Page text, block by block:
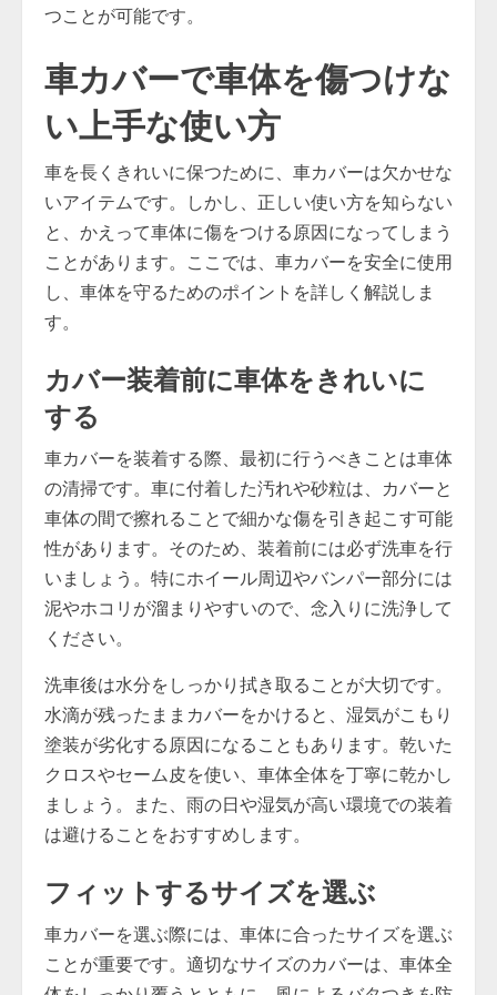
つことが可能です。
車カバーで車体を傷つけな
い上手な使い方
車を長くきれいに保つために、車カバーは欠かせな
いアイテムです。しかし、正しい使い方を知らない
と、かえって車体に傷をつける原因になってしまう
ことがあります。ここでは、車カバーを安全に使用
し、車体を守るためのポイントを詳しく解説しま
す。
カバー装着前に車体をきれいに
する
車カバーを装着する際、最初に行うべきことは車体
の清掃です。車に付着した汚れや砂粒は、カバーと
車体の間で擦れることで細かな傷を引き起こす可能
性があります。そのため、装着前には必ず洗車を行
いましょう。特にホイール周辺やバンパー部分には
泥やホコリが溜まりやすいので、念入りに洗浄して
ください。
洗車後は水分をしっかり拭き取ることが大切です。
水滴が残ったままカバーをかけると、湿気がこもり
塗装が劣化する原因になることもあります。乾いた
クロスやセーム皮を使い、車体全体を丁寧に乾かし
ましょう。また、雨の日や湿気が高い環境での装着
は避けることをおすすめします。
フィットするサイズを選ぶ
車カバーを選ぶ際には、車体に合ったサイズを選ぶ
ことが重要です。適切なサイズのカバーは、車体全